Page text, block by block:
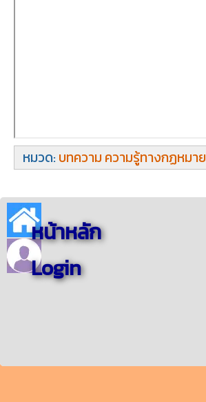
หมวด:บทความ ความรู้ทางกฏหมาย
หน้าหลัก
Login